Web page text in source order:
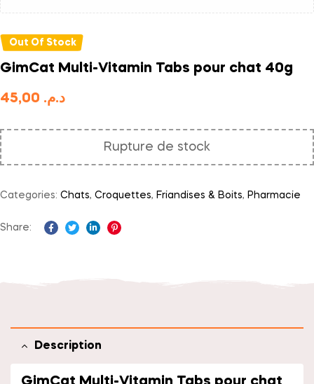
Out Of Stock
GimCat Multi-Vitamin Tabs pour chat 40g
د.م.
Rupture de stock
Categories: Chats, Croquettes, Friandises & Boits, Pharmacie
Share:
Description